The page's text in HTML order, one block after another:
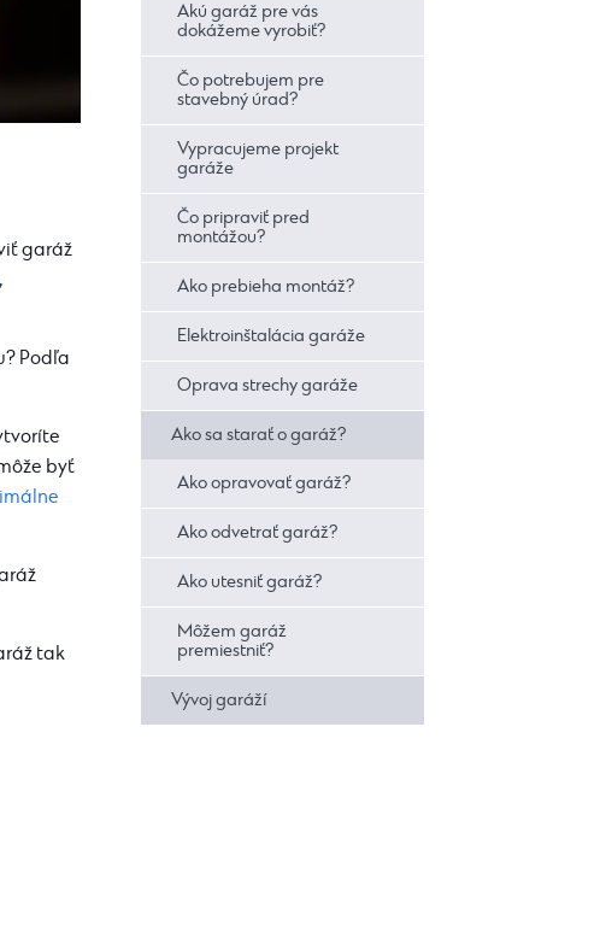
garáž
,
Podľa
byť
tak
Akú garáž pre vás
dokážeme vyrobiť?
Čo potrebujem pre
stavebný úrad?
Vypracujeme projekt
garáže
Čo pripraviť pred
montážou?
Ako prebieha montáž?
Elektroinštalácia garáže
Oprava strechy garáže
Ako sa starať o garáž?
Ako opravovať garáž?
Ako odvetrať garáž?
Ako utesniť garáž?
Môžem garáž
premiestniť?
Vývoj garáží